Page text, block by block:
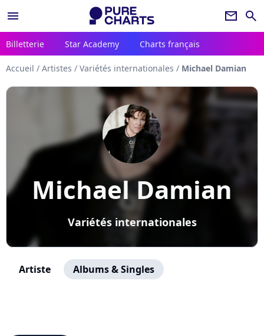
menu newsletter search
Billetterie Star Academy Charts français
Accueil / Artistes / Variétés internationales / Michael Damian
Michael Damian
Variétés internationales
Artiste Albums & Singles